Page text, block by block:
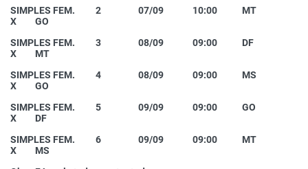
SIMPLES FEM. 2 07/09 10:00 MT
X GO
SIMPLES FEM. 3 08/09 09:00 DF
X MT
SIMPLES FEM. 4 08/09 09:00 MS
X GO
SIMPLES FEM. 5 09/09 09:00 GO
X DF
SIMPLES FEM. 6 09/09 09:00 MT
X MS